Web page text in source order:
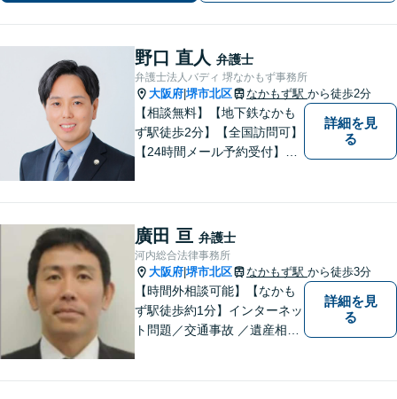
野口 直人 弁護士
弁護士法人バディ 堺なかもず事務所
大阪府 堺市北区 なかもず駅 から徒歩2分
【相談無料】【地下鉄なかも
ず駅徒歩2分】【全国訪問可】
【24時間メール予約受付】
ます。
詳細を見
る
廣田 亘 弁護士
河内総合法律事務所
大阪府 堺市北区 なかもず駅 から徒歩3分
【時間外相談可能】【なかも
ず駅徒歩約1分】インターネッ
ト問題／交通事故 ／遺産相
詳細を見
る